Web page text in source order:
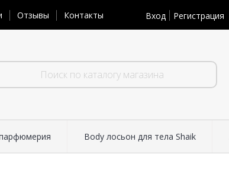
Отзывы Контакты Вход Регистрация
Body лосьон для тела Shaik